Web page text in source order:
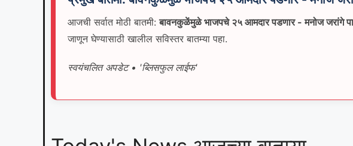
आजची सर्वात मोठी बातमी:बावनकुळेंमुळे भाजपचे २५ आमदार पडणार - मनोज जरांगे
जाणून घेण्यासाठी खालील सविस्तर बातम्या पहा.
स्वयंचलित अपडेट • 'ब्लिसफुल लाईफ'